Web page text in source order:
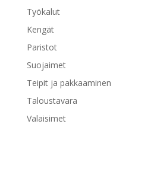
Työkalut
Kengät
Paristot
Suojaimet
Teipit ja pakkaaminen
Taloustavara
Valaisimet